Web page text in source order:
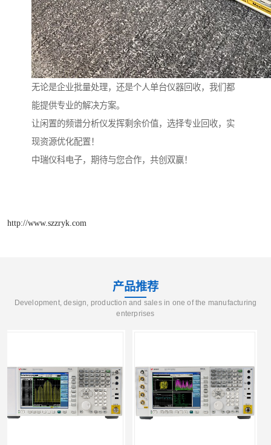
无论是企业批量处理，还是个人单台仪器回收，我们都
能提供专业的解决方案。
让闲置的频谱分析仪发挥剩余价值，选择专业回收，实
现资源优化配置！
中瑞仪科电子，期待与您合作，共创双赢！
http://www.szzryk.com
产品推荐
Development, design, production and sales in one of the manufacturing
enterprises